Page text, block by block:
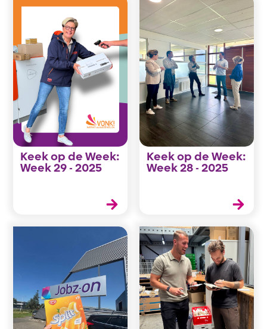
Keek op de Week:
Week 29 - 2025
Keek op de Week:
Week 28 - 2025